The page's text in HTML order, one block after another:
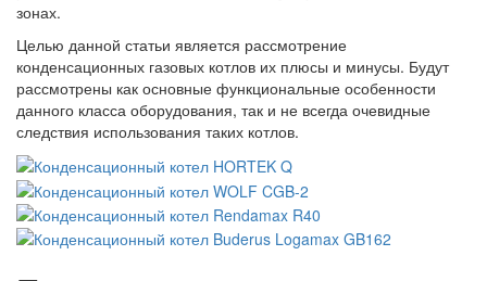
зонах.
Целью данной статьи является рассмотрение
конденсационных газовых котлов их плюсы и минусы. Будут
рассмотрены как основные функциональные особенности
данного класса оборудования, так и не всегда очевидные
следствия использования таких котлов.